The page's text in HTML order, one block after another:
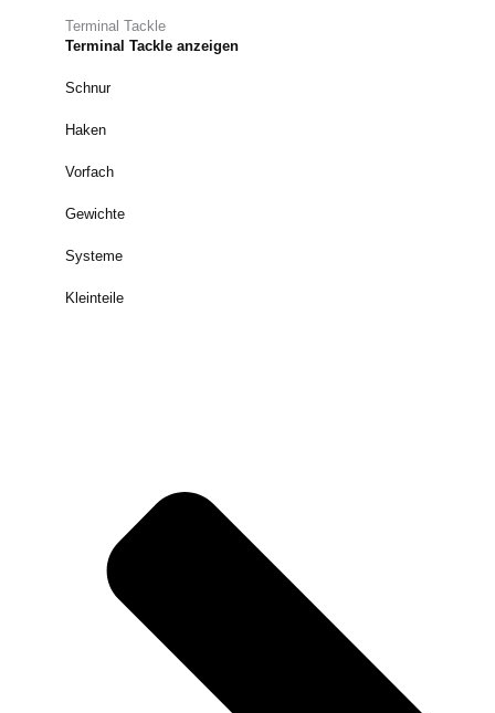
Terminal Tackle
Terminal Tackle anzeigen
Schnur
Haken
Vorfach
Gewichte
Systeme
Kleinteile